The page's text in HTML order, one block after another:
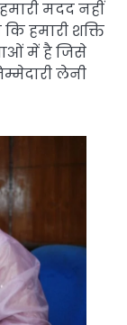
मदद नहीं
हमारी शक्ति
में है जिसे
लेनी